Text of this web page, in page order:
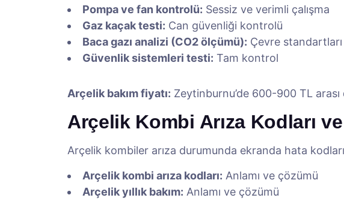
Pompa ve fan kontrolü: Sessiz ve verimli çalışma
Gaz kaçak testi: Can güvenliği kontrolü
Baca gazı analizi (CO2 ölçümü): Çevre standartları
Güvenlik sistemleri testi: Tam kontrol
Arçelik bakım fiyatı: Zeytinburnu’de 600-900 TL
Arçelik Kombi Arıza Kodları
Arçelik kombiler arıza durumunda ekranda hata
Arçelik kombi arıza kodları: Anlamı ve çözümü
Arçelik yıllık bakım: Anlamı ve çözümü